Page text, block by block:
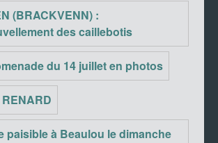
(BRACKVENN) :
des caillebotis
du 14 juillet en photos
paisible à Beaulou le dimanche